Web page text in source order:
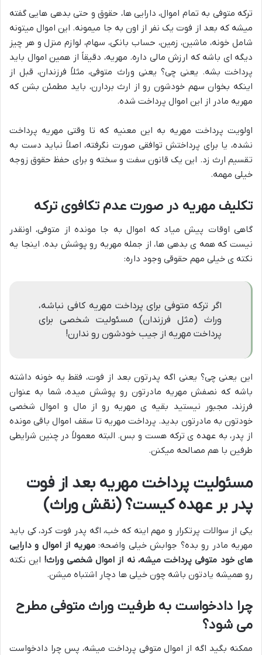
ترکه متوفی به تمام اموال، دارایی ها، حقوق و حتی بدهی هایی گفته
میشه که بعد از فوت یک نفر از اون به جا میمونه. این اموال میتونه
شامل خونه، ماشین، زمین، حساب بانکی، سهام، لوازم منزل و هر چیز
دیگه ای باشه که ارزش مالی داره. مهریه، دقیقاً از همین اموال باید
پرداخت بشه. یعنی چی؟ یعنی وراث متوفی، مثلاً فرزندان، قبل از
اینکه بخوان سهم خودشون رو از ارث بردارن، باید مطمئن بشن که
مهریه مادر از این اموال پرداخت شده.
اولویت پرداخت مهریه به این معنیه که تا وقتی مهریه پرداخت
نشده، یا برای پرداختش توافقی صورت نگرفته، اصلاً نباید دست به
تقسیم ارث زد. این یک قانون سفت و سخته و برای حفظ حقوق زوجه
خیلی مهمه.
تکلیف مهریه در صورت عدم تکافوی ترکه
گاهی اوقات پیش میاد که اموال به جا مونده از متوفی، اونقدر
نیست که همه ی بدهی ها، از جمله مهریه رو پوشش بده. اینجا یه
نکته ی خیلی مهم حقوقی وجود داره:
اگر ترکه متوفی برای پرداخت مهریه کافی نباشه،
وراث (مثل فرزندان) مسئولیت شخصی برای
پرداخت مهریه از جیب خودشون رو ندارن!
این یعنی چی؟ یعنی اگه پدرتون بعد از فوت، فقط یه خونه داشته
باشه که نصفش مهریه مادرتون رو پوشش میده، شما به عنوان
فرزند، مجبور نیستید بقیه ی مهریه رو از مال و اموال شخصی
خودتون به مادرتون بدید. پرداخت مهریه تا سقف اموال باقی مونده
از پدر، به عهده ی ترکه هست و بس. البته معمولاً در چنین شرایطی
طرفین با هم مصالحه میکنن.
مسئولیت پرداخت مهریه بعد از فوت
پدر بر عهده کیست؟ (نقش وراث)
یکی از سوالات پرتکرار و مهم اینه که خب، اگه پدر فوت کرد، کی باید
مهریه مادر رو بده؟ جوابش خیلی واضحه:مهریه از اموال و دارایی
های خود متوفی پرداخت میشه، نه از اموال شخصی وراث! این نکته
رو همیشه یادتون باشه چون خیلی ها دچار اشتباه میشن.
چرا دادخواست به طرفیت وراث متوفی مطرح
می شود؟
ممکنه بگید اگه از اموال متوفی پرداخت میشه، پس چرا دادخواست